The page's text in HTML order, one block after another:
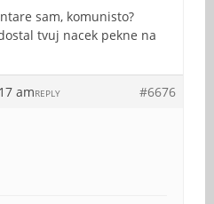
sam, komunisto?
tvuj nacek pekne na
am #6676
REPLY